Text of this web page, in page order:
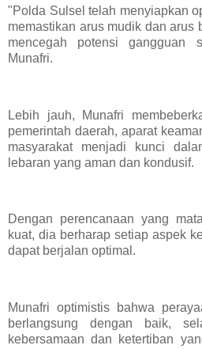
"Polda Sulsel telah menyiapkan
memastikan arus mudik dan arus
mencegah potensi gangguan
Munafri.
Lebih jauh, Munafri
pemerintah daerah, aparat
masyarakat menjadi kunci
lebaran yang aman dan kondusif.
Dengan perencanaan yang
kuat, dia berharap setiap aspek
dapat berjalan optimal.
Munafri optimistis bahwa
berlangsung dengan baik,
kebersamaan dan ketertiban